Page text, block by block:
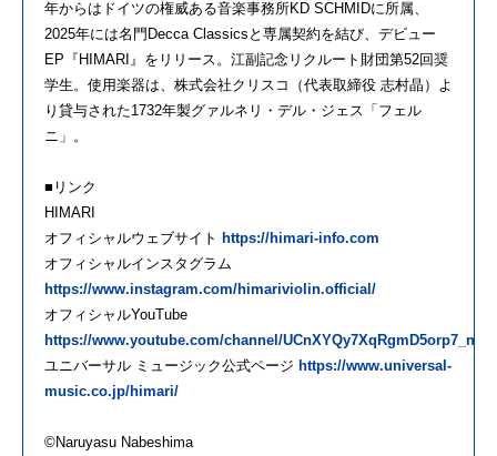
年からはドイツの権威ある音楽事務所KD SCHMIDに所属、
2025年には名門Decca Classicsと専属契約を結び、デビュー
EP『HIMARI』をリリース。江副記念リクルート財団第52回奨
学生。使用楽器は、株式会社クリスコ（代表取締役 志村晶）よ
り貸与された1732年製グァルネリ・デル・ジェス「フェル
ニ」。
■リンク
HIMARI
オフィシャルウェブサイト https://himari-info.com
オフィシャルインスタグラム
https://www.instagram.com/himariviolin.official/
オフィシャルYouTube
https://www.youtube.com/channel/
ユニバーサル ミュージック公式ページ https://www.universal-
music.co.jp/himari/
©Naruyasu Nabeshima